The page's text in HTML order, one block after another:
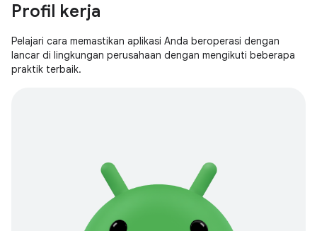
Profil kerja
Pelajari cara memastikan aplikasi Anda beroperasi dengan
lancar di lingkungan perusahaan dengan mengikuti beberapa
praktik terbaik.